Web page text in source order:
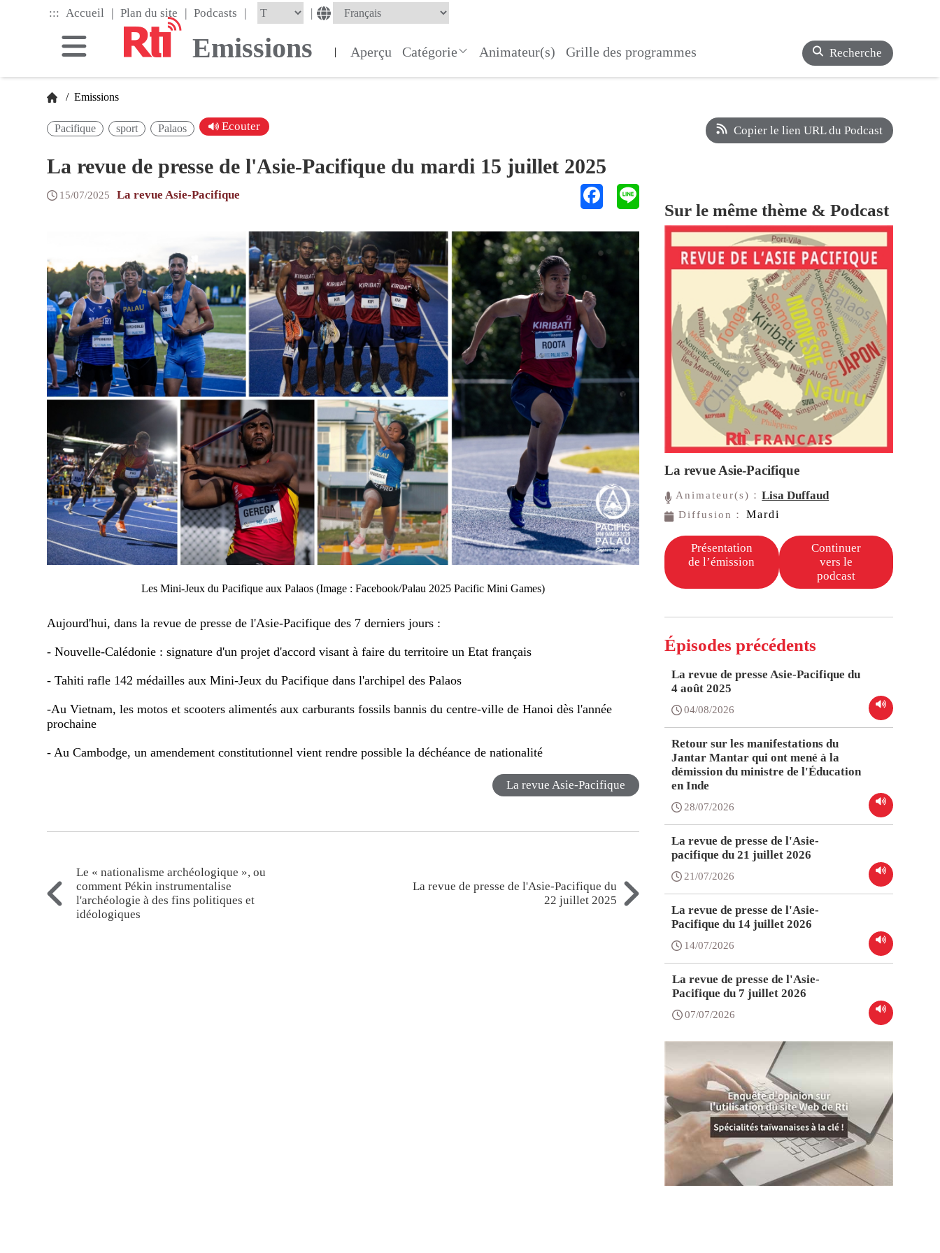
::: Accueil | Plan du site | Podcasts | |
Emissions | Aperçu Catégorie Animateur(s) Grille des programmes Recherche
/ Emissions
Pacifique sport Palaos Ecouter
La revue de presse de l'Asie-Pacifique du mardi 15 juillet 2025
15/07/2025 La revue Asie-Pacifique
Les Mini-Jeux du Pacifique aux Palaos (Image : Facebook/Palau 2025 Pacific Mini Games)
Aujourd'hui, dans la revue de presse de l'Asie-Pacifique des 7 derniers jours :
- Nouvelle-Calédonie : signature d'un projet d'accord visant à faire du territoire un Etat français
- Tahiti rafle 142 médailles aux Mini-Jeux du Pacifique dans l'archipel des Palaos
-Au Vietnam, les motos et scooters alimentés aux carburants fossils bannis du centre-ville de Hanoi dès l'année
prochaine
- Au Cambodge, un amendement constitutionnel vient rendre possible la déchéance de nationalité
La revue Asie-Pacifique
Le « nationalisme archéologique », ou
comment Pékin instrumentalise
l'archéologie à des fins politiques et
idéologiques
La revue de presse de l'Asie-Pacifique du
22 juillet 2025
Copier le lien URL du Podcast
Sur le même thème & Podcast
La revue Asie-Pacifique
Animateur(s)：Lisa Duffaud
Diffusion： Mardi
Présentation
de l’émission
Continuer
vers le
podcast
Épisodes précédents
La revue de presse Asie-Pacifique du
4 août 2025
04/08/2026
Retour sur les manifestations du
Jantar Mantar qui ont mené à la
démission du ministre de l'Éducation
en Inde
28/07/2026
La revue de presse de l'Asie-
pacifique du 21 juillet 2026
21/07/2026
La revue de presse de l'Asie-
Pacifique du 14 juillet 2026
14/07/2026
La revue de presse de l'Asie-
Pacifique du 7 juillet 2026
07/07/2026